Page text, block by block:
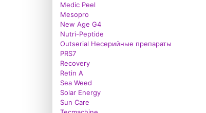
Medic Peel
Mesopro
New Age G4
Nutri-Peptide
Outserial Несерийные препараты
PRS7
Recovery
Retin A
Sea Weed
Solar Energy
Sun Care